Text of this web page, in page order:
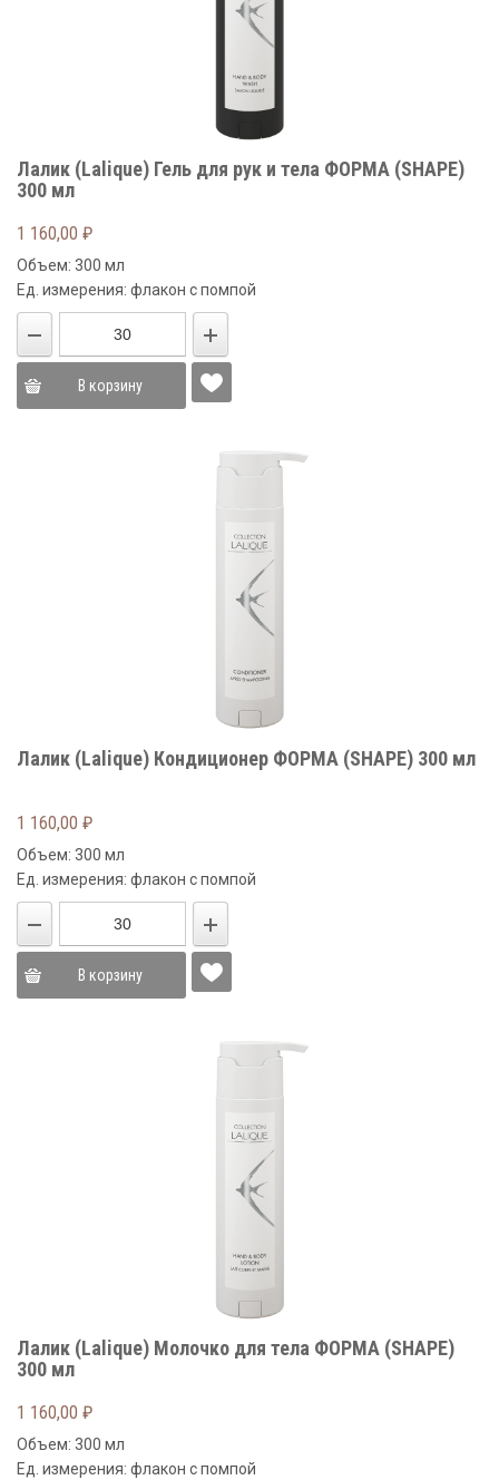
Лалик (Lalique) Гель для рук и тела ФОРМА (SHAPE)
300 мл
1 160,00 ₽
Объем: 300 мл
Ед. измерения: флакон с помпой
В корзину
Лалик (Lalique) Кондиционер ФОРМА (SHAPE) 300 мл
1 160,00 ₽
Объем: 300 мл
Ед. измерения: флакон с помпой
В корзину
Лалик (Lalique) Молочко для тела ФОРМА (SHAPE)
300 мл
1 160,00 ₽
Объем: 300 мл
Ед. измерения: флакон с помпой